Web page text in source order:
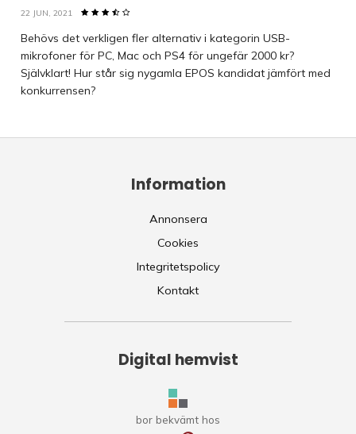
22 JUN, 2021
Behövs det verkligen fler alternativ i kategorin USB-
mikrofoner för PC, Mac och PS4 för ungefär 2000 kr?
Självklart! Hur står sig nygamla EPOS kandidat jämfört med
konkurrensen?
Information
Annonsera
Cookies
Integritetspolicy
Kontakt
Digital hemvist
bor bekvämt hos